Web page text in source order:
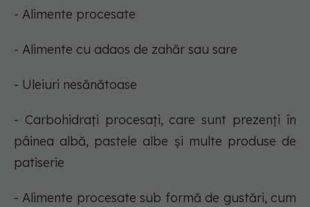
- Alimente procesate
- Alimente cu adaos de zahăr sau sare
- Uleiuri nesănătoase
- Carbohidrați procesați, care sunt prezenți în
pâinea albă, pastele albe și multe produse de
patiserie
- Alimente procesate sub formă de gustări, cum